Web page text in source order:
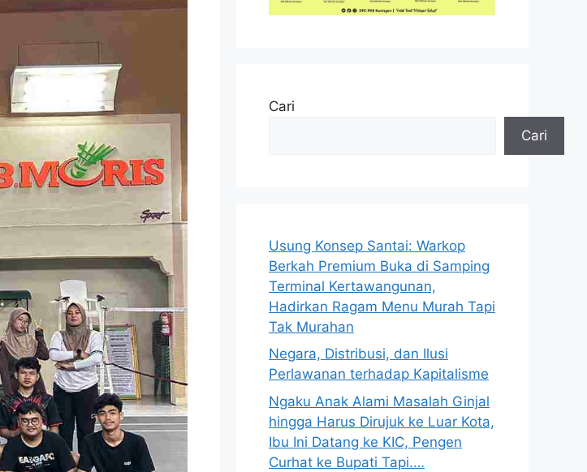
Cari
Cari
Usung Konsep Santai: Warkop
Berkah Premium Buka di Samping
Terminal Kertawangunan,
Hadirkan Ragam Menu Murah Tapi
Tak Murahan
Negara, Distribusi, dan Ilusi
Perlawanan terhadap Kapitalisme
Ngaku Anak Alami Masalah Ginjal
hingga Harus Dirujuk ke Luar Kota,
Ibu Ini Datang ke KIC, Pengen
Curhat ke Bupati Tapi.…